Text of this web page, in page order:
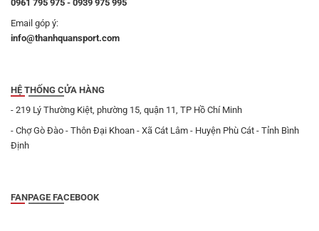
0961 795 975 - 0939 975 995
Email góp ý:
info@thanhquansport.com
HỆ THỐNG CỬA HÀNG
- 219 Lý Thường Kiệt, phường 15, quận 11, TP Hồ Chí Minh
- Chợ Gò Đào - Thôn Đại Khoan - Xã Cát Lâm - Huyện Phù Cát - Tỉnh Bình
Định
FANPAGE FACEBOOK